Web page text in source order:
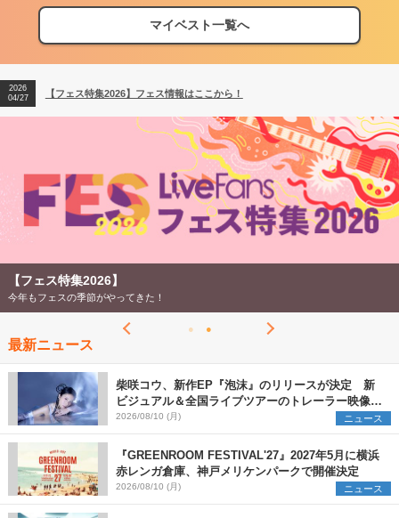
マイベスト一覧へ
【フェス特集2026】フェス情報はここから！
【ライブ動員ランキング】2026年上半期編発表！
2026
04/27
【フェス特集2026】フェス情報はここから！
2026
【ライブ動員ランキング】2026年上半期編発表！
【フェス特集2026】
今年もフェスの季節がやってきた！
最新ニュース
柴咲コウ、新作EP『泡沫』のリリースが決定 新
ビジュアル＆全国ライブツアーのトレーラー映像が
一部解禁【コメントあり】
2026/08/10 (月) ニュース
『GREENROOM FESTIVAL'27』2027年5月に横浜
赤レンガ倉庫、神戸メリケンパークで開催決定
2026/08/10 (月) ニュース